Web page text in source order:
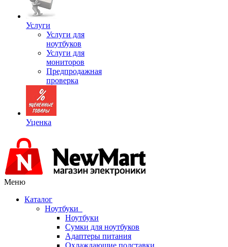
Услуги
Услуги для
ноутбуков
Услуги для
мониторов
Предпродажная
проверка
Уценка
Меню
Каталог
Ноутбуки
Ноутбуки
Сумки для ноутбуков
Адаптеры питания
Охлаждающие подставки